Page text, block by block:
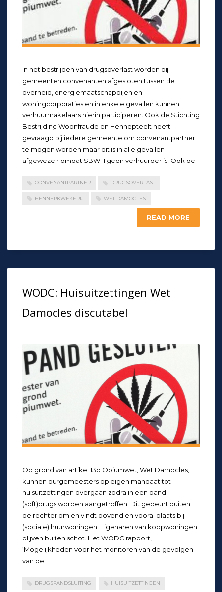
In het bestrijden van drugsoverlast worden bij
gemeenten convenanten afgesloten tussen de
overheid, energiemaatschappijen en
woningcorporaties en in enkele gevallen kunnen
verhuurmakelaars hierin participeren. Ook de Stichting
Bestrijding Woonfraude en Hennepteelt heeft
gevraagd bij iedere gemeente om convenantpartner
te mogen worden maar dit is in alle gevallen
afgewezen omdat SBWH geen verhuurder is. Ook de
CONVENANTPARTNER DRUGSOVERLAST
HENNEPKWEKERIJ WET DAMOCLES
READ MORE
WODC: Huisuitzettingen Wet
Damocles discutabel
Op grond van artikel 13b Opiumwet, Wet Damocles,
kunnen burgemeesters op eigen mandaat tot
huisuitzettingen overgaan zodra in een pand
(soft)drugs worden aangetroffen. Dit gebeurt buiten
de rechter om en vindt bovendien vooral plaats bij
(sociale) huurwoningen. Eigenaren van koopwoningen
blijven buiten schot. Het WODC rapport,
‘Mogelijkheden voor het monitoren van de gevolgen
van de
DRUGSPANDSLUITING HUISUITZETTINGEN